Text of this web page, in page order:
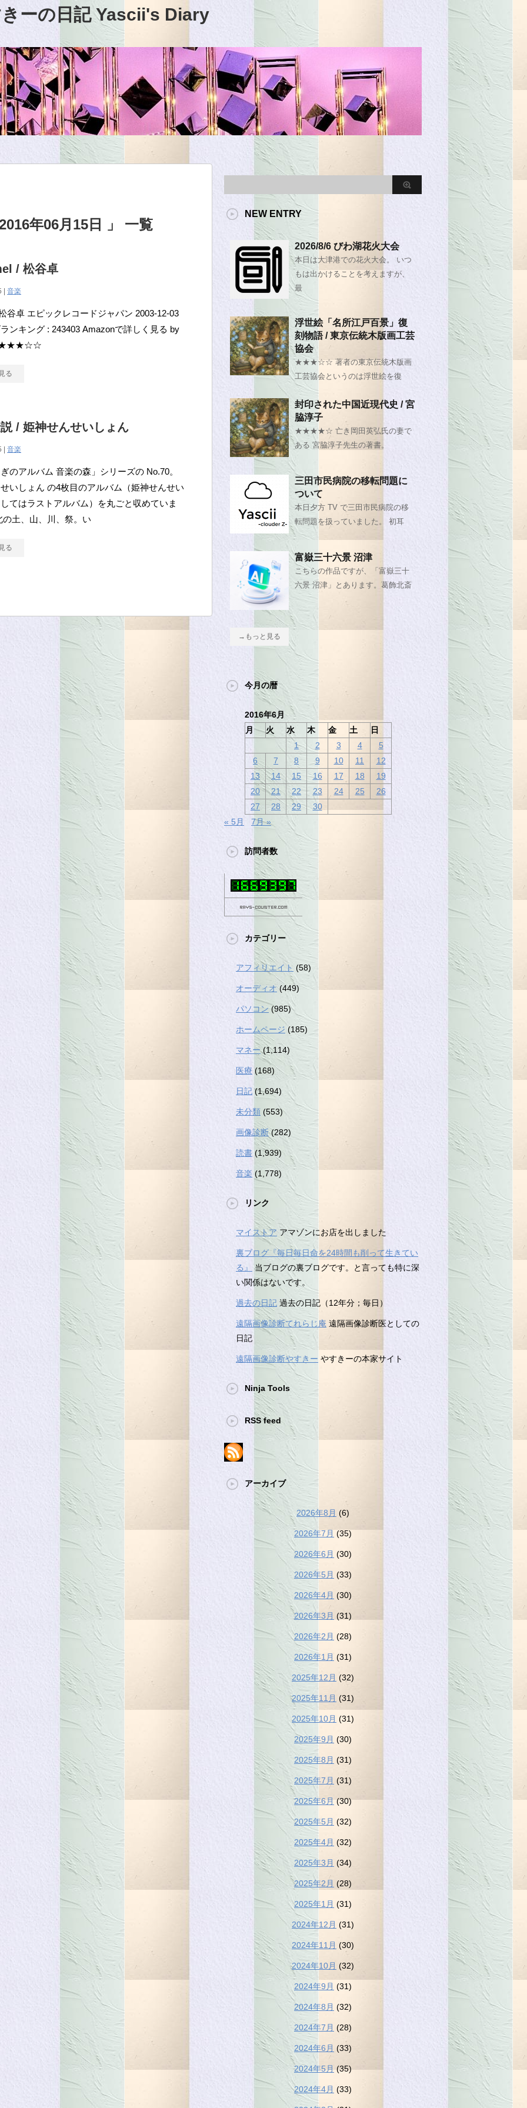
ーの日記 Yascii's Diary
年06月15日 」 一覧
/ 松谷卓
| 音楽
谷卓 エピックレコードジャパン 2003-12-03
ンキング : 243403 Amazonで詳しく見る by
★★★☆☆
る
/ 姫神せんせいしょん
| 音楽
のアルバム 音楽の森」シリーズの No.70。
いしょん の4枚目のアルバム（姫神せんせい
てはラストアルバム）を丸ごと収めていま
の土、山、川、祭。い
る
NEW ENTRY
2026/8/6 びわ湖花火大会
本日は大津港での花火大会。 いつ
もは出かけることを考えますが、
最
浮世絵「名所江戸百景」復
刻物語 / 東京伝統木版画工芸
協会
★★★☆☆ 著者の東京伝統木版画
工芸協会というのは浮世絵を復
封印された中国近現代史 / 宮
脇淳子
★★★★☆ 亡き岡田英弘氏の妻で
ある 宮脇淳子先生の著書。
三田市民病院の移転問題に
ついて
本日夕方 TV で三田市民病院の移
転問題を扱っていました。 初耳
富嶽三十六景 沼津
こちらの作品ですが、「富嶽三十
六景 沼津」とあります。葛飾北斎
→もっと見る
今月の暦
2016年6月
月
火 水 木 金 土
日
1
2 3 4
5
6
7 8 9 10 11
12
13
14 15 16 17 18
19
20
21 22 23 24 25
26
27
28 29
30
« 5月
7月 »
訪問者数
カテゴリー
アフィリエイト (58)
オーディオ (449)
パソコン (985)
ホームページ (185)
マネー(1,114)
医療 (168)
日記(1,694)
未分類 (553)
画像診断(282)
読書 (1,939)
音楽 (1,778)
リンク
マイストア アマゾンにお店を出しました
裏ブログ『毎日毎日命を24時間も削って生きてい
る』
当ブログの裏ブログです。と言っても特に深
い関係はないです。
過去の日記 過去の日記（12年分；毎日）
遠隔画像診断てれらじ庵 遠隔画像診断医としての
日記
遠隔画像診断やすきー やすきーの本家サイト
Ninja Tools
RSS feed
アーカイブ
2026年8月 (6)
2026年7月 (35)
2026年6月 (30)
2026年5月 (33)
2026年4月 (30)
2026年3月 (31)
2026年2月 (28)
2026年1月 (31)
2025年12月 (32)
2025年11月 (31)
2025年10月 (31)
2025年9月 (30)
2025年8月 (31)
2025年7月 (31)
2025年6月 (30)
2025年5月 (32)
2025年4月 (32)
2025年3月 (34)
2025年2月 (28)
2025年1月 (31)
2024年12月 (31)
2024年11月 (30)
2024年10月 (32)
2024年9月 (31)
2024年8月 (32)
2024年7月 (28)
2024年6月 (33)
2024年5月 (35)
2024年4月 (33)